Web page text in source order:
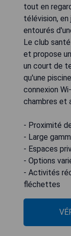
tout en
télévision,
entourés
Le club
et propose
un court de
qu'une
connexion
chambres et
- Proximité
- Large
- Espaces
- Options
- Activités
fléchettes